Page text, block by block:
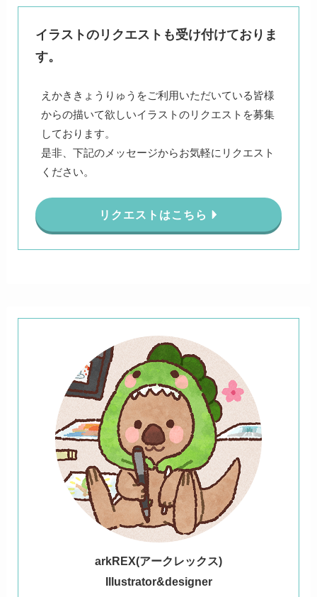
イラストのリクエストも受け付けておりま
す。
えかききょうりゅうをご利用いただいている皆様
からの描いて欲しいイラストのリクエストを募集
しております。
是非、下記のメッセージからお気軽にリクエスト
ください。
リクエストはこちら
arkREX(アークレックス)
Illustrator&designer